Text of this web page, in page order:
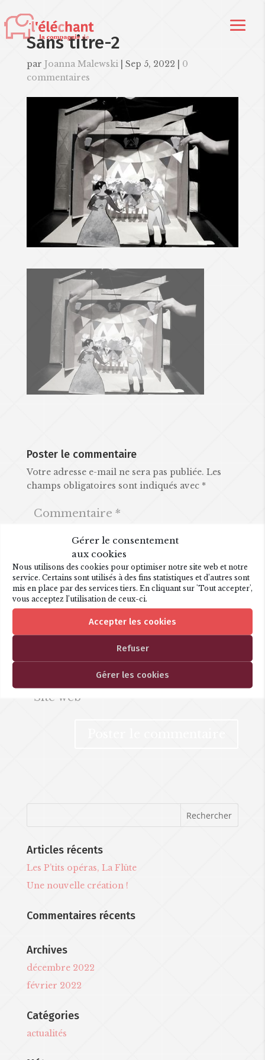
Gérer le consentement
aux cookies
Nous utilisons des cookies pour optimiser notre site web et notre
service. Certains sont utilisés à des fins statistiques et d’autres sont
mis en place par des services tiers. En cliquant sur 'Tout accepter',
vous acceptez l’utilisation de ceux-ci.
Accepter les cookies
Refuser
Gérer les cookies
Sans titre-2
par Joanna Malewski| Sep 5, 2022
0
commentaires
Poster le commentaire
Votre adresse e-mail ne sera pas publiée. Les
champs obligatoires sont indiqués avec *
Articles récents
Les P’tits opéras, La Flûte
Une nouvelle création !
Commentaires récents
Archives
décembre 2022
février 2022
Catégories
actualités